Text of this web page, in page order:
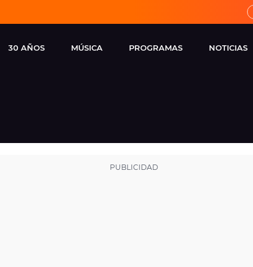
30 AÑOS MÚSICA
FM
PROGRAMAS
VIRALES
NOTICIAS